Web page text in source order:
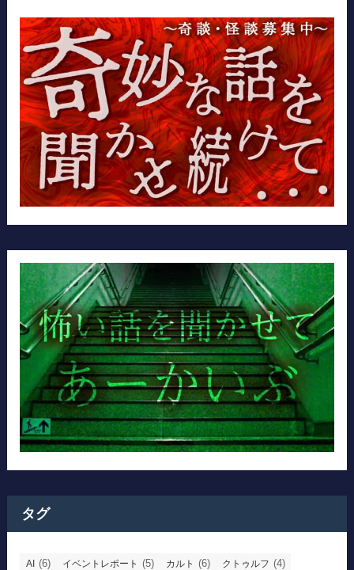
タグ
AI (6) イベントレポート (5) カルト (6) クトゥルフ (4)